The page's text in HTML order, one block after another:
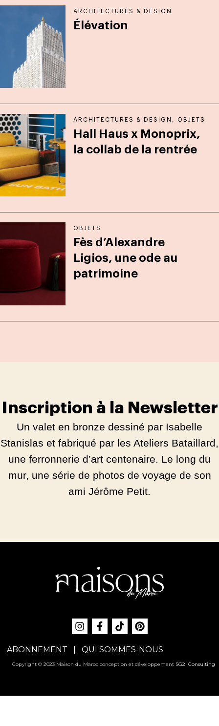
ARCHITECTURES & DESIGN
Élévation
ARCHITECTURES & DESIGN ,OBJETS
Hall Haus x Monoprix,
la collab de la rentrée
OBJETS
Fès d’Alexandre
Ligios, une ode au
patrimoine
Inscription à la Newsletter
Un valet en bronze dessiné par Isabelle
Stanislas et fabriqué par les Ateliers Bataillard,
une ferronnerie d’art centenaire. Le long du
mur, une série de photos de voyage de son
ami Jérôme Petit.
ABONNEMENT QUI SOMMES-NOUS
Copyright © 2023 Maison du Maroc conception et développement SG2I Consulting